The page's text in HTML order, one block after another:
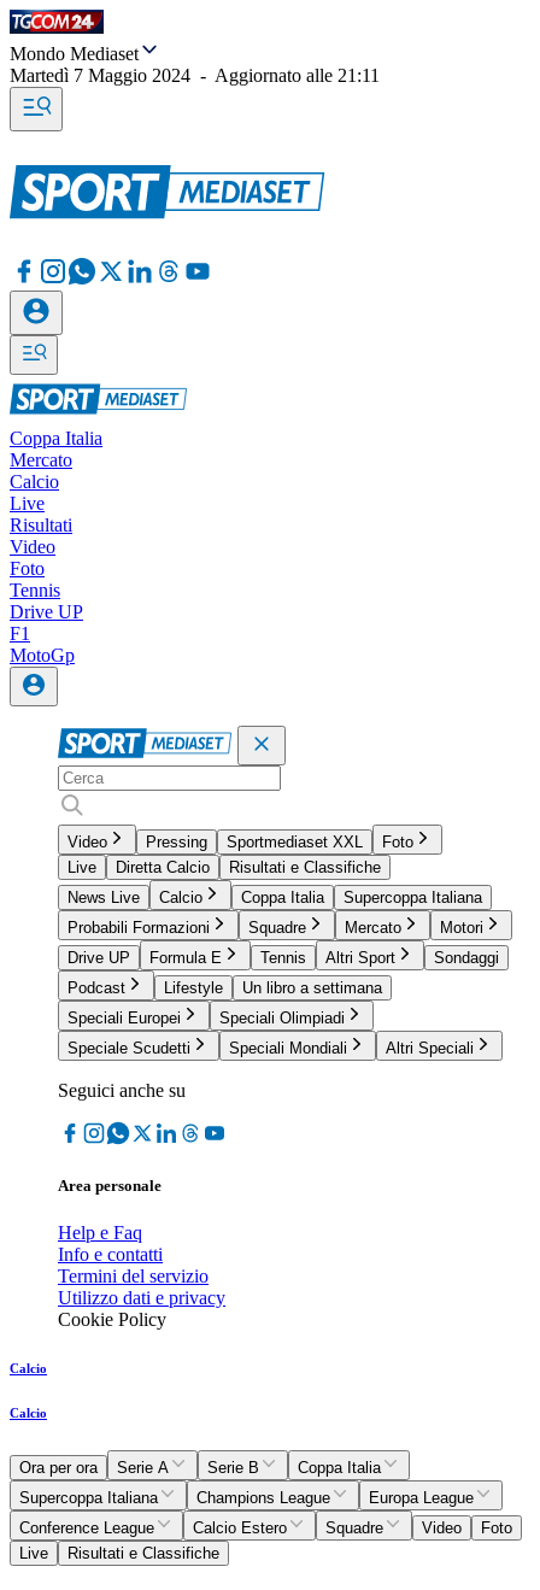
Mondo Mediaset
Martedì 7 Maggio 2024 - Aggiornato alle 21:11
Coppa Italia
Mercato
Calcio
Live
Risultati
Video
Foto
Tennis
Drive UP
F1
MotoGp
Video Pressing Sportmediaset XXL
Foto
Live
Diretta Calcio
Risultati e Classifiche
News Live
Calcio Coppa Italia
Supercoppa Italiana
Probabili Formazioni
Squadre Mercato
Motori
Drive UP
Formula E Tennis Altri Sport
Sondaggi
Podcast
Lifestyle
Un libro a settimana
Speciali Europei
Speciali Olimpiadi
Speciale Scudetti
Speciali Mondiali Altri Speciali
Seguici anche su
Area personale
Help e Faq
Info e contatti
Termini del servizio
Utilizzo dati e privacy
Cookie Policy
Calcio
Calcio
Ora per ora Serie A Serie B
Coppa Italia
Supercoppa Italiana
Champions League
Europa League
Conference League
Calcio Estero Squadre Video
Foto
Live
Risultati e Classifiche